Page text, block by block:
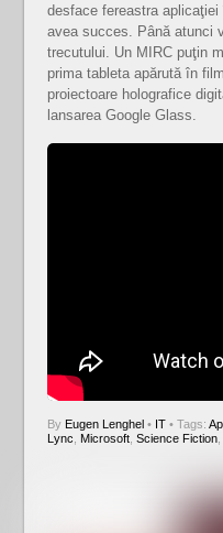
desface fereastra
avea succes. Până atunci
trecutului. Un MIRC puţin
prima tableta apărută în
proiectoare holografice
lansarea Google Glass.
By Eugen Lenghel• IT • Tags:
Lync Microsoft, Science Fiction,